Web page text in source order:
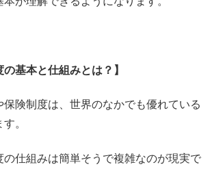
の基本と仕組みとは？】
険制度は、 世界のなかでも優れている
。
の仕組みは簡単そうで複雑なのが現実で